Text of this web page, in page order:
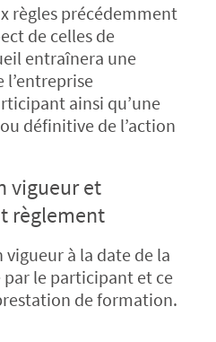
règles précédemment
de celles de
entraînera une
ainsi qu’une
définitive de l’action
vigueur et
règlement
à la date de la
par le participant et ce
de formation.